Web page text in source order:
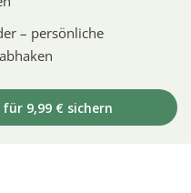
– persönliche
9,99 € sichern